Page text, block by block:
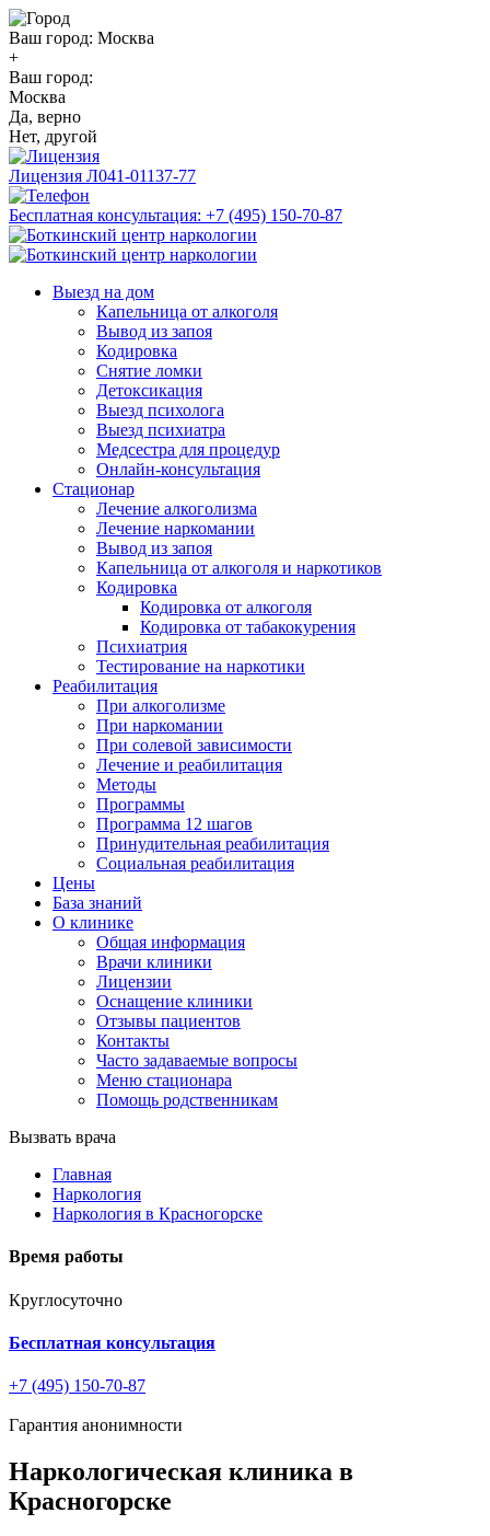
Ваш город: Москва
+
Ваш город:
Москва
Да, верно
Нет, другой
Лицензия Л041-01137-77
Бесплатная консультация: +7 (495) 150-70-87
Выезд на дом
Капельница от алкоголя
Вывод из запоя
Кодировка
Снятие ломки
Детоксикация
Выезд психолога
Выезд психиатра
Медсестра для процедур
Онлайн-консультация
Стационар
Лечение алкоголизма
Лечение наркомании
Вывод из запоя
Капельница от алкоголя и наркотиков
Кодировка
Кодировка от алкоголя
Кодировка от табакокурения
Психиатрия
Тестирование на наркотики
Реабилитация
При алкоголизме
При наркомании
При солевой зависимости
Лечение и реабилитация
Методы
Программы
Программа 12 шагов
Принудительная реабилитация
Социальная реабилитация
Цены
База знаний
О клинике
Общая информация
Врачи клиники
Лицензии
Оснащение клиники
Отзывы пациентов
Контакты
Часто задаваемые вопросы
Меню стационара
Помощь родственникам
Вызвать врача
Главная
Наркология
Наркология в Красногорске
Время работы
Круглосуточно
Бесплатная консультация
+7 (495) 150-70-87
Гарантия анонимности
Наркологическая клиника в
Красногорске